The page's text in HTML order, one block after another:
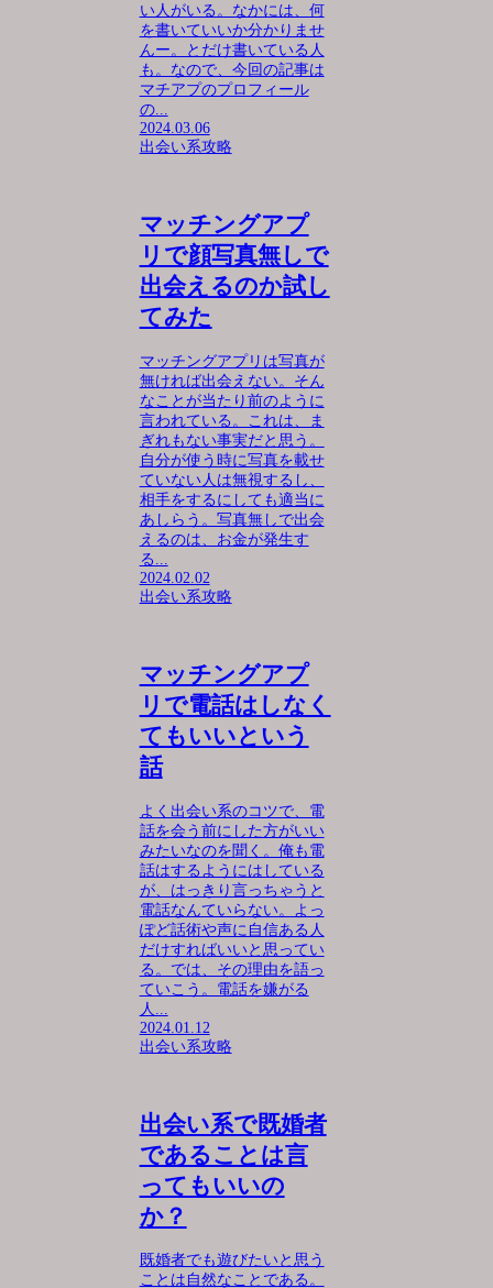
い人がいる。なかには、何
を書いていいか分かりませ
んー。とだけ書いている人
も。なので、今回の記事は
マチアプのプロフィール
の...
2024.03.06
出会い系攻略
マッチングアプ
リで顔写真無しで
出会えるのか試し
てみた
マッチングアプリは写真が
無ければ出会えない。そん
なことが当たり前のように
言われている。これは、ま
ぎれもない事実だと思う。
自分が使う時に写真を載せ
ていない人は無視するし、
相手をするにしても適当に
あしらう。写真無しで出会
えるのは、お金が発生す
る...
2024.02.02
出会い系攻略
マッチングアプ
リで電話はしなく
てもいいという
話
よく出会い系のコツで、電
話を会う前にした方がいい
みたいなのを聞く。俺も電
話はするようにはしている
が、はっきり言っちゃうと
電話なんていらない。よっ
ぽど話術や声に自信ある人
だけすればいいと思ってい
る。では、その理由を語っ
ていこう。電話を嫌がる
人...
2024.01.12
出会い系攻略
出会い系で既婚者
であることは言
ってもいいの
か？
既婚者でも遊びたいと思う
ことは自然なことである。